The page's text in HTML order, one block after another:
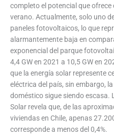
completo el potencial que ofrece
verano. Actualmente, solo uno
paneles fotovoltaicos, lo que
alarmantemente baja en
exponencial del parque
4,4 GW en 2021 a 10,5 GW en
que la energía solar represente
eléctrica del país, sin embargo,
doméstico sigue siendo escasa.
Solar revela que, de las
viviendas en Chile, apenas
corresponde a menos del 0,4%.